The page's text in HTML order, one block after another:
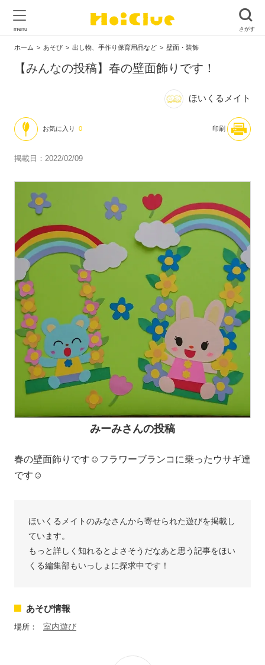
ホーム あそび 出し物、手作り保育用品など 壁面・装飾
【みんなの投稿】春の壁面飾りです！
ほいくるメイト
お気に入り 0 印刷
掲載日：2022/02/09
みーみさんの投稿
春の壁面飾りです☺️フラワーブランコに乗ったウサギ達
です☺️
ほいくるメイトのみなさんから寄せられた遊びを掲載し
ています。
もっと詳しく知れるとよさそうだなあと思う記事をほい
くる編集部もいっしょに探求中です！
あそび情報
場所： 室内遊び